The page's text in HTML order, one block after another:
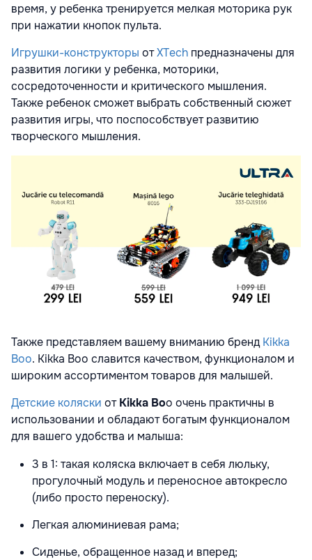
время, у ребенка тренируется мелкая моторика рук
при нажатии кнопок пульта.
Игрушки-конструкторы отXTech предназначены для
развития логики у ребенка, моторики,
сосредоточенности и критического мышления.
Также ребенок сможет выбрать собственный сюжет
развития игры, что поспособствует развитию
творческого мышления.
Также представляем вашему вниманию брендKikka
Boo. Kikka Boo славится качеством, функционалом и
широким ассортиментом товаров для малышей.
Детские коляски отKikka Boo очень практичны в
использовании и обладают богатым функционалом
для вашего удобства и малыша:
3 в 1: такая коляска включает в себя люльку,
прогулочный модуль и переносное автокресло
(либо просто переноску).
Легкая алюминиевая рама;
Сиденье, обращенное назад и вперед;